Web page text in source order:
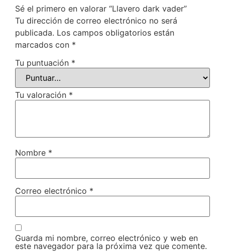
Sé el primero en valorar “Llavero dark vader”
Tu dirección de correo electrónico no será
publicada. Los campos obligatorios están
marcados con *
Tu puntuación *
Tu valoración *
Nombre *
Correo electrónico *
Guarda mi nombre, correo electrónico y web en
este navegador para la próxima vez que comente.